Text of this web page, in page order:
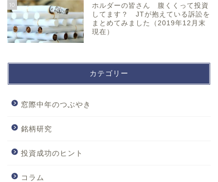
10
ホルダーの皆さん 腹くくって投資
してます？ JTが抱えている訴訟を
まとめてみました（2019年12月末
現在）
カテゴリー
窓際中年のつぶやき
銘柄研究
投資成功のヒント
コラム